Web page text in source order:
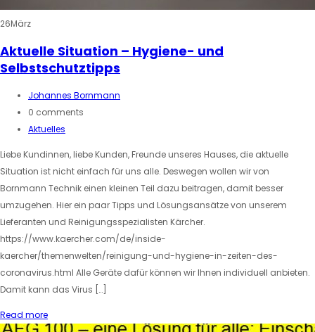
26März
Aktuelle Situation – Hygiene- und
Selbstschutztipps
Johannes Bornmann
0 comments
Aktuelles
Liebe Kundinnen, liebe Kunden, Freunde unseres Hauses, die aktuelle
Situation ist nicht einfach für uns alle. Deswegen wollen wir von
Bornmann Technik einen kleinen Teil dazu beitragen, damit besser
umzugehen. Hier ein paar Tipps und Lösungsansätze von unserem
Lieferanten und Reinigungsspezialisten Kärcher.
https://www.kaercher.com/de/inside-
kaercher/themenwelten/reinigung-und-hygiene-in-zeiten-des-
coronavirus.html Alle Geräte dafür können wir Ihnen individuell anbieten.
Damit kann das Virus […]
Read more